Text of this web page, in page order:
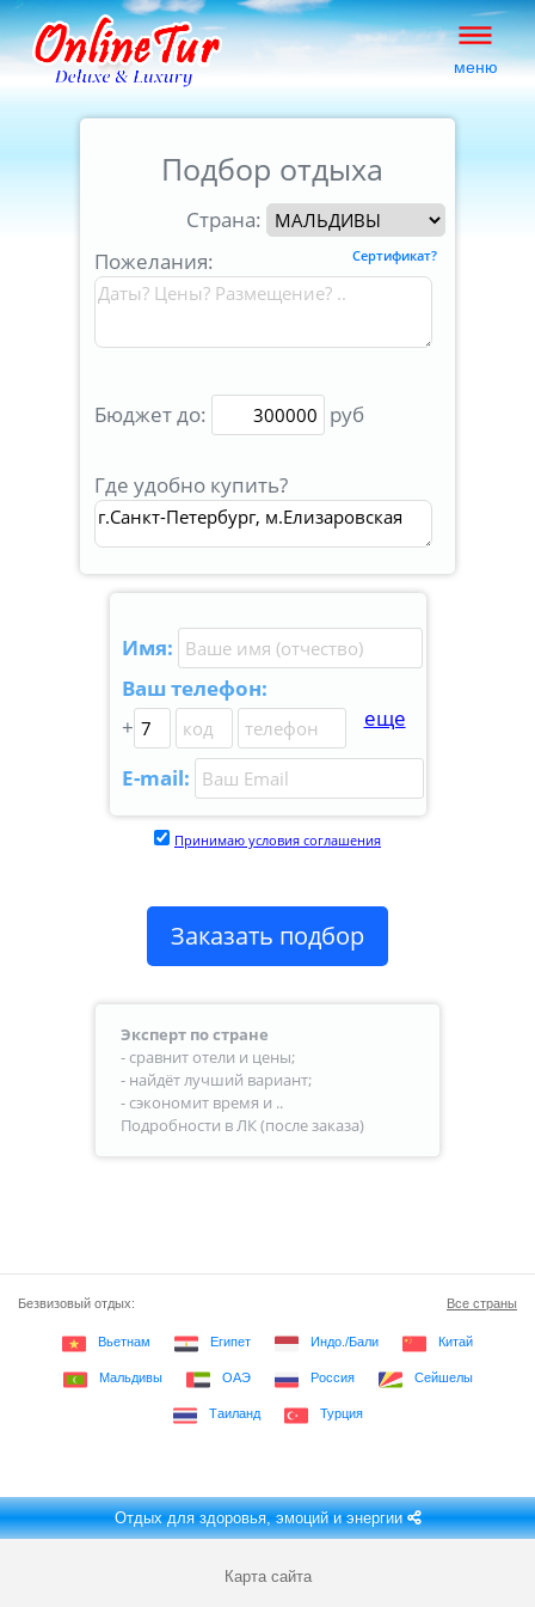
меню
Подбор отдыха
Страна:
Пожелания:
Сертификат?
Бюджет до: руб
Где удобно купить?
Имя:
Ваш телефон:
+
еще
E-mail:
Принимаю условия соглашения
Заказать подбор
Эксперт по стране
- сравнит отели и цены;
- найдёт лучший вариант;
- сэкономит время и ..
Подробности в ЛК (после заказа)
Безвизовый отдых: Все страны
Вьетнам Египет Индо./Бали Китай
Мальдивы ОАЭ Россия Сейшелы
Таиланд Турция
Отдых для здоровья, эмоций и энергии
Карта сайта